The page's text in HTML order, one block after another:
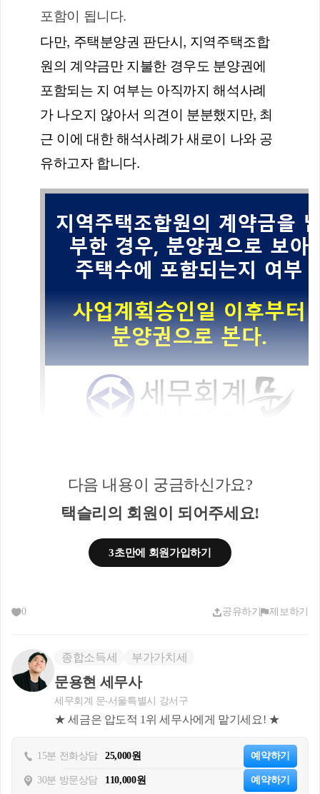
포함이 됩니다.
다만, 주택분양권 판단시, 지역주택조합
원의 계약금만 지불한 경우도 분양권에
포함되는 지 여부는 아직까지 해석사례
가 나오지 않아서 의견이 분분했지만, 최
근 이에 대한 해석사례가 새로이 나와 공
유하고자 합니다.
결론은 지역주택조합원의 계약금을 납부한 사실만
으로는 주택을 취득할 수 있는 권리인 분양권에 포
함되지 않고, 사업계획승인일 이후가 되어야 주택
을 취득할 수 있는 권리인 분양권이 된다는 해석입
양도소득세에서 주택수 판단시, 2021년 이후 계약
또는 당첨된 분양권만 주택수에 포함이 되는 것이
므로, 사업계획승인일이 2021년 이후에 났을 경우
에만 지역주택조합원의 지위가 신규 주택을 취득
할 수 있는 권리인 분양권에 해당하여 주택수에 포
▣ 사전-2021-법령해석재산-0120, 2021.05.28
[ 제 목 ]
다음 내용이 궁금하신가요?
택슬리의 회원이 되어주세요!
3초만에 회원가입하기
0 공유하기 제보하기
종합소득세 부가가치세
문용현 세무사
세무회계 문 서울특별시 강서구
★ 세금은 압도적 1위 세무사에게 맡기세요! ★
15분 전화상담 25,000원 예약하기
30분 방문상담 110,000원 예약하기